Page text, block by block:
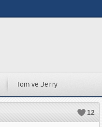
Tom ve Jerry
12